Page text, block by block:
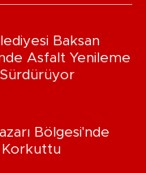
Baksan
Asfalt Yenileme
Sürdürüyor
Bölgesi'nde
Korkuttu